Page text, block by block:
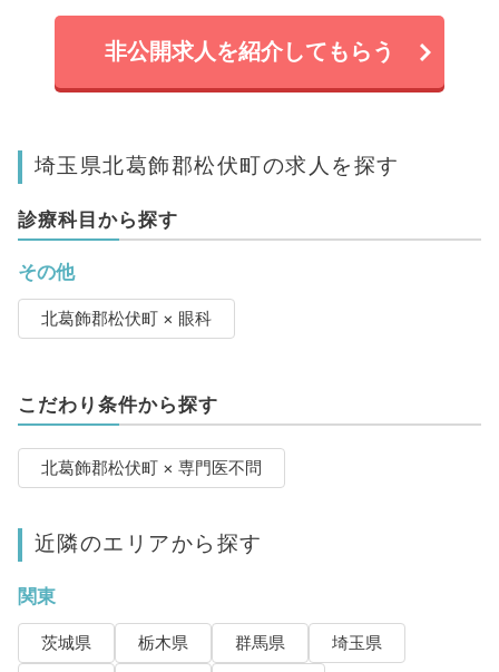
非公開求人を紹介してもらう
埼玉県北葛飾郡松伏町の求人を探す
診療科目から探す
その他
北葛飾郡松伏町 × 眼科
こだわり条件から探す
北葛飾郡松伏町 × 専門医不問
近隣のエリアから探す
関東
茨城県 栃木県 群馬県
埼玉県